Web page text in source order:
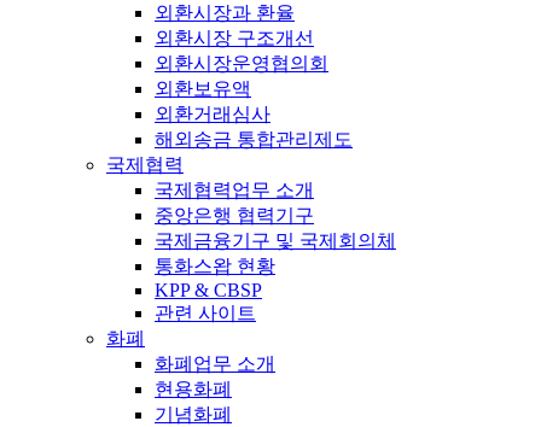
외환시장과 환율
외환시장 구조개선
외환시장운영협의회
외환보유액
외환거래심사
해외송금 통합관리제도
국제협력
국제협력업무 소개
중앙은행 협력기구
국제금융기구 및 국제회의체
통화스왑 현황
KPP & CBSP
관련 사이트
화폐
화폐업무 소개
현용화폐
기념화폐